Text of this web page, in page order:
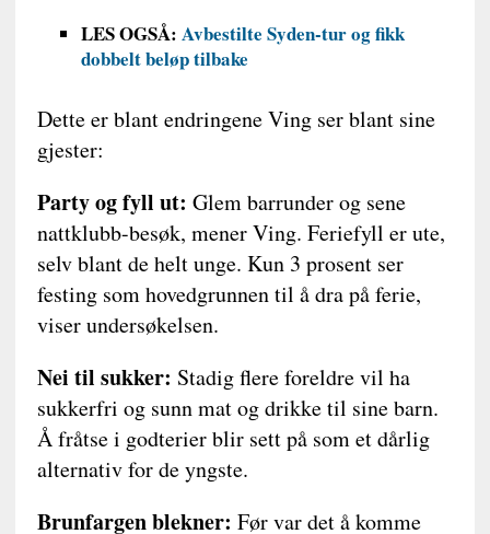
LES OGSÅ: Avbestilte Syden-tur og fikk
dobbelt beløp tilbake
Dette er blant endringene Ving ser blant sine
gjester:
Party og fyll ut: Glem barrunder og sene
nattklubb-besøk, mener Ving. Feriefyll er ute,
selv blant de helt unge. Kun 3 prosent ser
festing som hovedgrunnen til å dra på ferie,
viser undersøkelsen.
Nei til sukker: Stadig flere foreldre vil ha
sukkerfri og sunn mat og drikke til sine barn.
Å fråtse i godterier blir sett på som et dårlig
alternativ for de yngste.
Brunfargen blekner: Før var det å komme